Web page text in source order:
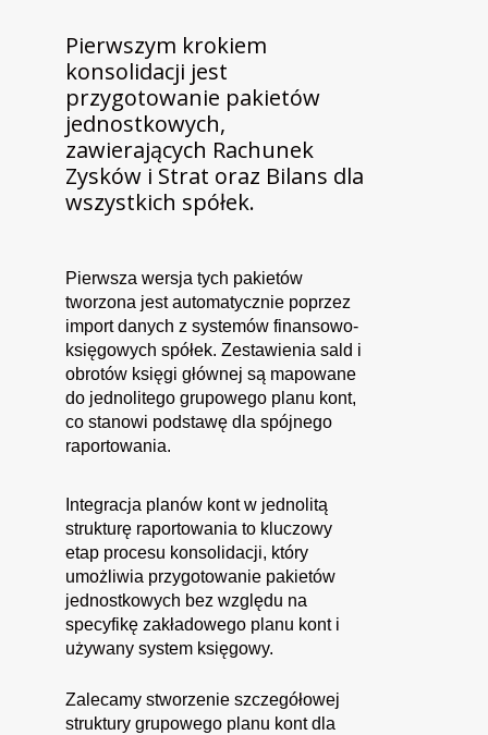
Pierwszym krokiem
konsolidacji jest
przygotowanie pakietów
jednostkowych,
zawierających Rachunek
Zysków i Strat oraz Bilans dla
wszystkich spółek.
Pierwsza wersja tych pakietów
tworzona jest automatycznie poprzez
import danych z systemów finansowo-
księgowych spółek. Zestawienia sald i
obrotów księgi głównej są mapowane
do jednolitego grupowego planu kont,
co stanowi podstawę dla spójnego
raportowania.
Integracja planów kont w jednolitą
strukturę raportowania to kluczowy
etap procesu konsolidacji, który
umożliwia przygotowanie pakietów
jednostkowych bez względu na
specyfikę zakładowego planu kont i
używany system księgowy.
Zalecamy stworzenie szczegółowej
struktury grupowego planu kont dla